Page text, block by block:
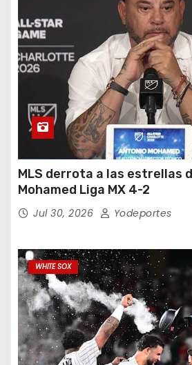
MLS derrota a las estrellas
Mohamed Liga MX 4-2
Jul 30, 2026 Yodeportes
WHITE SOX